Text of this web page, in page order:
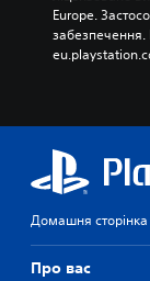
Europe.
забезпечення.
Домашня сторінка
Про вас